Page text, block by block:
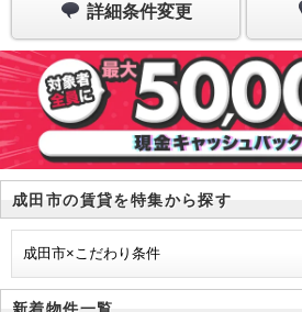
詳細条件変更
成田市の賃貸を特集から探す
成田市×こだわり条件
新着物件一覧